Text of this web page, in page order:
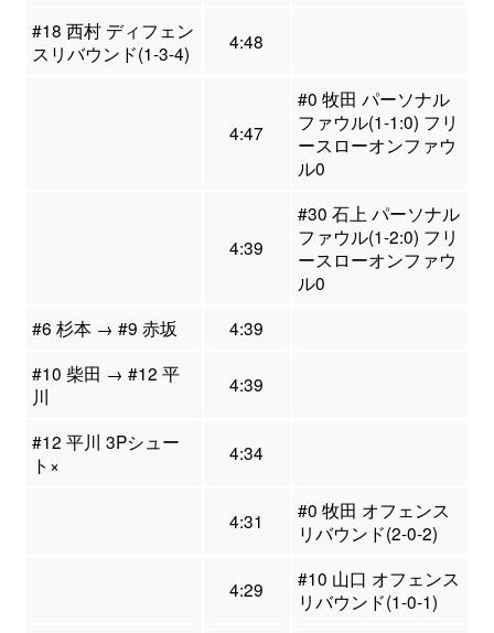
#18 西村 ディフェン
スリバウンド(1-3-4)
4:48
4:47
#0 牧田 パーソナル
ファウル(1-1:0) フリ
ースローオンファウ
ル0
4:39
#30 石上 パーソナル
ファウル(1-2:0) フリ
ースローオンファウ
ル0
#6 杉本 → #9 赤坂
4:39
#10 柴田 → #12 平
川
4:39
#12 平川 3Pシュー
ト×
4:34
4:31
#0 牧田 オフェンス
リバウンド(2-0-2)
4:29
#10 山口 オフェンス
リバウンド(1-0-1)